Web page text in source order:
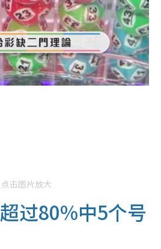
点击图片放大
超过80%中5个号